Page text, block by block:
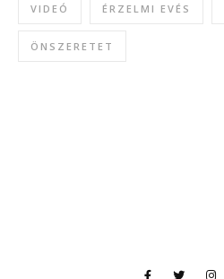
VIDEÓ ÉRZELMI EVÉS
ÖNSZERETET